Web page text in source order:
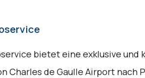
bietet eine exklusive und
Charles de Gaulle Airport nach